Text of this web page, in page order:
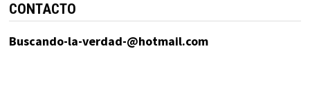
CONTACTO
Buscando-la-verdad-@hotmail.com